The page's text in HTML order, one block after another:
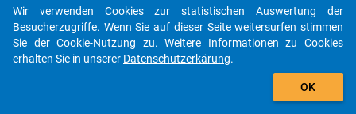
im
auto_stories
add_shopping_cart
Wir verwenden Cookies zur statistischen Auswertung der
Besucherzugriffe. Wenn Sie auf dieser Seite weitersurfen stimmen
Sie der Cookie-Nutzung zu. Weitere Informationen zu Cookies
erhalten Sie in unserer Datenschutzerkärung.
OK